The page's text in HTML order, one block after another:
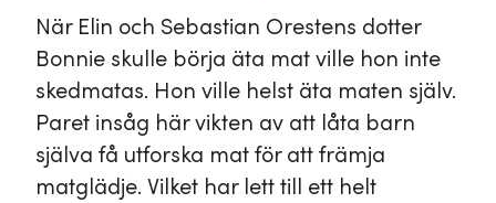
När Elin och Sebastian Orestens dotter
Bonnie skulle börja äta mat ville hon inte
skedmatas. Hon ville helst äta maten själv.
Paret insåg här vikten av att låta barn
själva få utforska mat för att främja
matglädje. Vilket har lett till ett helt